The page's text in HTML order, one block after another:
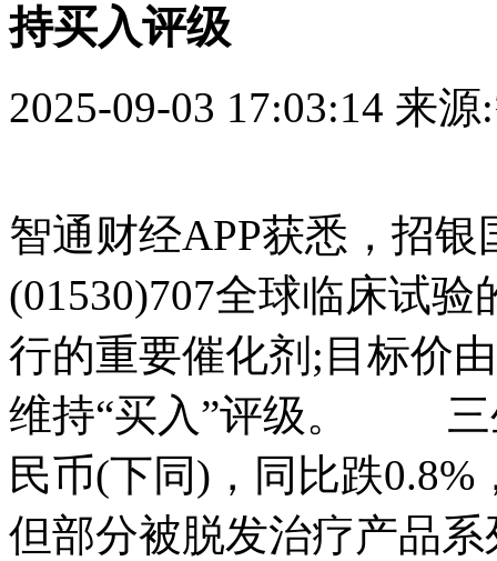
持买入评级
2025-09-03 17:03:14 来源
智通财经APP获悉，招
(01530)707全球临床试
行的重要催化剂;目标价
维持“买入”评级。 三
民币(下同)，同比跌
但部分被脱发治疗产品